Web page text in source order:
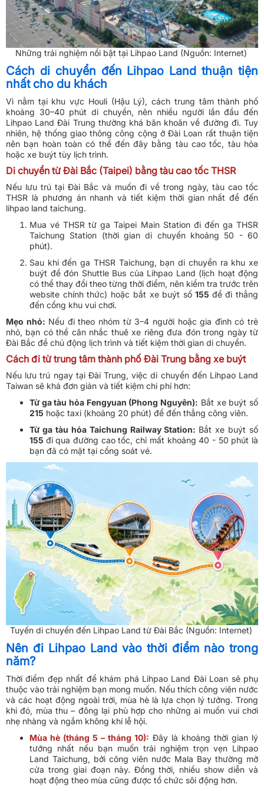
Những trải nghiệm nổi bật tại Lihpao Land (Nguồn: Internet)
Cách di chuyển đến Lihpao Land thuận tiện
nhất cho du khách
Vì nằm tại khu vực Houli (Hậu Lý), cách trung tâm thành phố
khoảng 30–40 phút di chuyển, nên nhiều người lần đầu đến
Lihpao Land Đài Trung thường khá băn khoăn về đường đi. Tuy
nhiên, hệ thống giao thông công cộng ở Đài Loan rất thuận tiện
nên bạn hoàn toàn có thể đến đây bằng tàu cao tốc, tàu hỏa
hoặc xe buýt tùy lịch trình.
Di chuyển từ Đài Bắc (Taipei) bằng tàu cao tốc THSR
Nếu lưu trú tại Đài Bắc và muốn đi về trong ngày, tàu cao tốc
THSR là phương án nhanh và tiết kiệm thời gian nhất để đến
lihpao land taichung.
Mua vé THSR từ ga Taipei Main Station đi đến ga THSR
Taichung Station (thời gian di chuyển khoảng 50 - 60
phút).
Sau khi đến ga THSR Taichung, bạn di chuyển ra khu xe
buýt để đón Shuttle Bus của Lihpao Land (lịch hoạt động
có thể thay đổi theo từng thời điểm, nên kiểm tra trước trên
website chính thức) hoặc bắt xe buýt số 155 để đi thẳng
đến cổng khu vui chơi.
Mẹo nhỏ: Nếu đi theo nhóm từ 3–4 người hoặc gia đình có trẻ
nhỏ, bạn có thể cân nhắc thuê xe riêng đưa đón trong ngày từ
Đài Bắc để chủ động lịch trình và tiết kiệm thời gian di chuyển.
Cách đi từ trung tâm thành phố Đài Trung bằng xe buýt
Nếu lưu trú ngay tại Đài Trung, việc di chuyển đến Lihpao Land
Taiwan sẽ khá đơn giản và tiết kiệm chi phí hơn:
Từ ga tàu hỏa Fengyuan (Phong Nguyên): Bắt xe buýt số
215 hoặc taxi (khoảng 20 phút) để đến thẳng công viên.
Từ ga tàu hỏa Taichung Railway Station: Bắt xe buýt số
155 đi qua đường cao tốc, chỉ mất khoảng 40 - 50 phút là
bạn đã có mặt tại cổng soát vé.
Tuyến di chuyển đến Lihpao Land từ Đài Bắc (Nguồn: Internet)
Nên đi Lihpao Land vào thời điểm nào trong
năm?
Thời điểm đẹp nhất để khám phá Lihpao Land Đài Loan sẽ phụ
thuộc vào trải nghiệm bạn mong muốn. Nếu thích công viên nước
và các hoạt động ngoài trời, mùa hè là lựa chọn lý tưởng. Trong
khi đó, mùa thu – đông lại phù hợp cho những ai muốn vui chơi
nhẹ nhàng và ngắm không khí lễ hội.
Mùa hè (tháng 5 – tháng 10): Đây là khoảng thời gian lý
tưởng nhất nếu bạn muốn trải nghiệm trọn vẹn Lihpao
Land Taichung, bởi công viên nước Mala Bay thường mở
cửa trong giai đoạn này. Đồng thời, nhiều show diễn và
hoạt động theo mùa cũng được tổ chức sôi động hơn.